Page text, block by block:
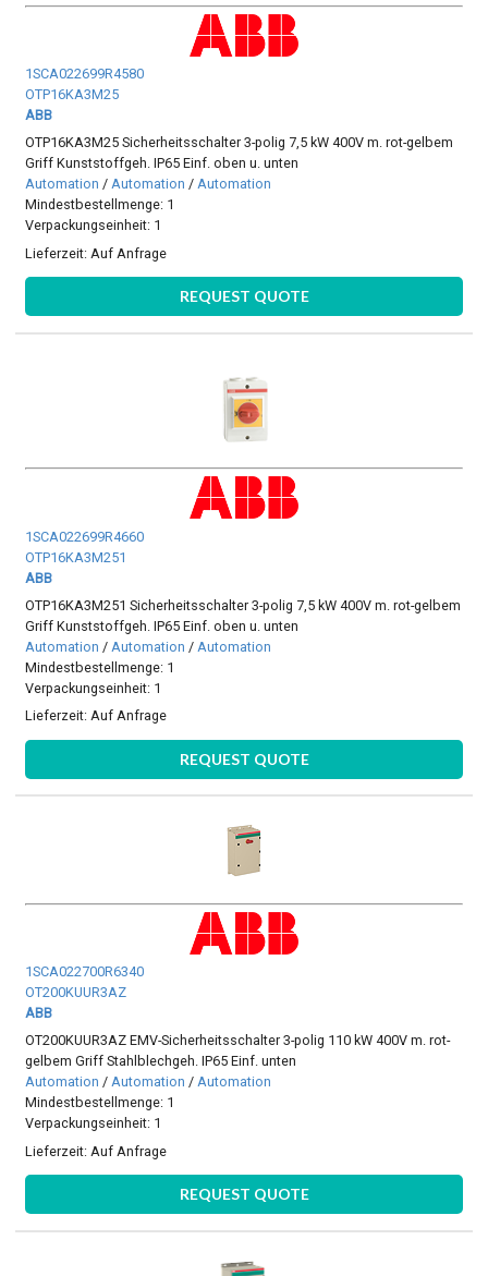
1SCA022699R4580
OTP16KA3M25
ABB
OTP16KA3M25 Sicherheitsschalter 3-polig 7,5 kW 400V m. rot-gelbem
Griff Kunststoffgeh. IP65 Einf. oben u. unten
Automation /Automation /Automation
Mindestbestellmenge: 1
Verpackungseinheit: 1
Lieferzeit: Auf Anfrage
REQUEST QUOTE
1SCA022699R4660
OTP16KA3M251
ABB
OTP16KA3M251 Sicherheitsschalter 3-polig 7,5 kW 400V m. rot-gelbem
Griff Kunststoffgeh. IP65 Einf. oben u. unten
Automation / Automation / Automation
Mindestbestellmenge: 1
Verpackungseinheit: 1
Lieferzeit:Auf Anfrage
REQUEST QUOTE
1SCA022700R6340
OT200KUUR3AZ
ABB
OT200KUUR3AZ EMV-Sicherheitsschalter 3-polig 110 kW 400V m. rot-
gelbem Griff Stahlblechgeh. IP65 Einf. unten
Automation /Automation /Automation
Mindestbestellmenge: 1
Verpackungseinheit: 1
Lieferzeit: Auf Anfrage
REQUEST QUOTE